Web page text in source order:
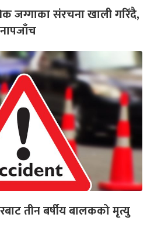
जग्गाका संरचना खाली गरिँदै,
तीन बर्षीय बालकको मृत्यु